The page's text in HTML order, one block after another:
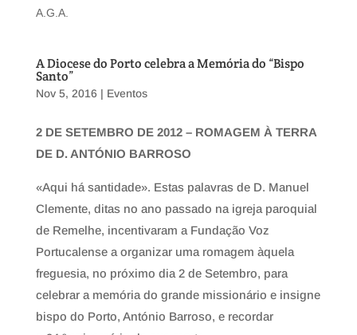
A.G.A.
A Diocese do Porto celebra a Memória do “Bispo
Santo”
Nov 5, 2016 | Eventos
2 DE SETEMBRO DE 2012 – ROMAGEM À TERRA
DE D. ANTÓNIO BARROSO
«Aqui há santidade». Estas palavras de D. Manuel
Clemente, ditas no ano passado na igreja paroquial
de Remelhe, incentivaram a Fundação Voz
Portucalense a organizar uma romagem àquela
freguesia, no próximo dia 2 de Setembro, para
celebrar a memória do grande missionário e insigne
bispo do Porto, António Barroso, e recordar